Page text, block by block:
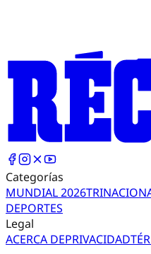
Categorías
MUNDIAL 2026TRI
DEPORTES
Legal
ACERCA DEPRIVACIDAD